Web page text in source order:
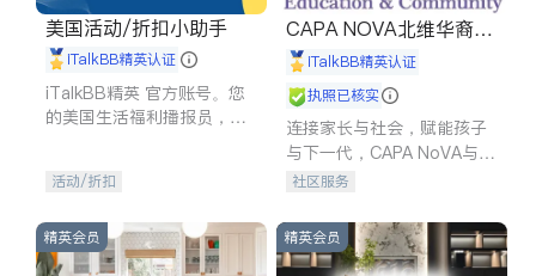
美国活动/折扣小助手
iTalkBB精英认证
iTalkBB精英 官方账号。您
的美国生活福利播报员，精
专属福利。
活动/折扣
CAPA NOVA北维华裔家
长会iTalkBB精英认证
执照已核实
连接家长与社会，赋能孩子
与下一代，CAPA NoVA与您
携手建设包容、公平、充满
社区服务
精英会员 精英会员